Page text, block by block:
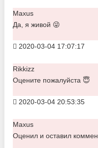
Maxus
Да, я живой 😜
2020-03-04 17:07:17
Rikkizz
Оцените пожалуйста 😇
2020-03-04 20:53:35
Maxus
Оценил и оставил